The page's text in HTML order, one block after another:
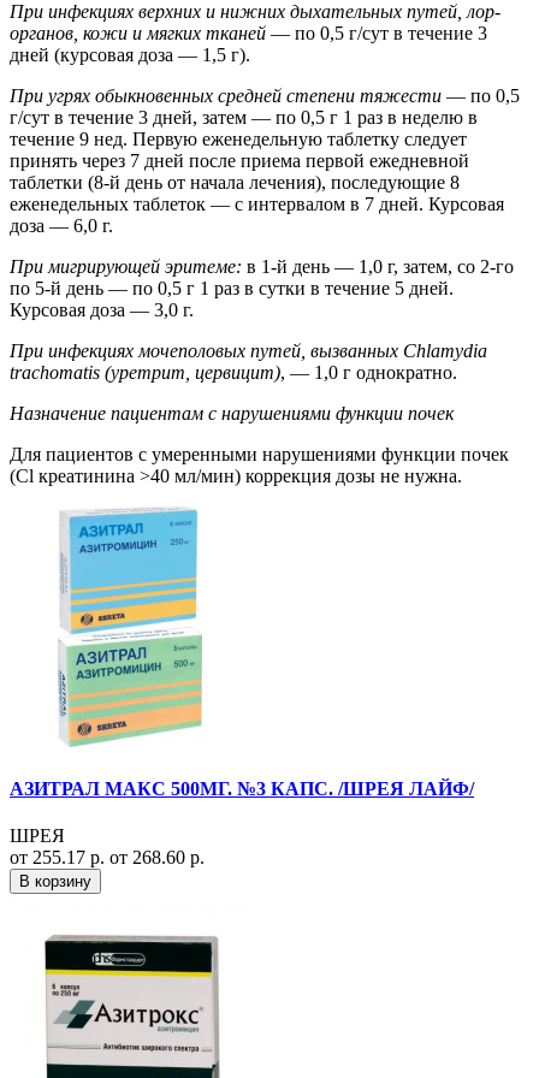
При инфекциях верхних и нижних дыхательных путей, лор-
органов, кожи и мягких тканей — по 0,5 г/сут в течение 3
дней (курсовая доза — 1,5 г).
При угрях обыкновенных средней степени тяжести — по 0,5
г/сут в течение 3 дней, затем — по 0,5 г 1 раз в неделю в
течение 9 нед. Первую еженедельную таблетку следует
принять через 7 дней после приема первой ежедневной
таблетки (8-й день от начала лечения), последующие 8
еженедельных таблеток — с интервалом в 7 дней. Курсовая
доза — 6,0 г.
При мигрирующей эритеме: в 1-й день — 1,0 г, затем, со 2-го
по 5-й день — по 0,5 г 1 раз в сутки в течение 5 дней.
Курсовая доза — 3,0 г.
При инфекциях мочеполовых путей, вызванных Chlamydia
trachomatis (уретрит, цервицит), — 1,0 г однократно.
Назначение пациентам с нарушениями функции почек
Для пациентов с умеренными нарушениями функции почек
(Cl креатинина >40 мл/мин) коррекция дозы не нужна.
АЗИТРАЛ МАКС 500МГ. №3 КАПС. /ШРЕЯ ЛАЙФ/
ШРЕЯ
от 255.17 р. от 268.60 р.
В корзину